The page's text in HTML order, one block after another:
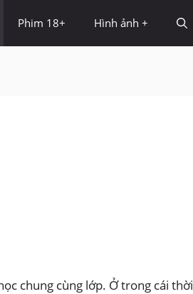
Phim 18+ Hình ảnh +
chung cùng lớp. Ở trong cái thời